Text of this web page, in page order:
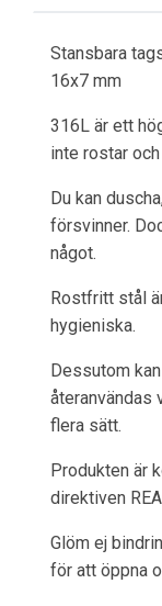
Stansbara
16x7 mm
316L är ett
inte rostar
Du kan
försvinner.
något.
Rostfritt stål
hygieniska.
Dessutom
återanvändas
flera sätt.
Produkten är
direktiven
Glöm ej
för att öppna